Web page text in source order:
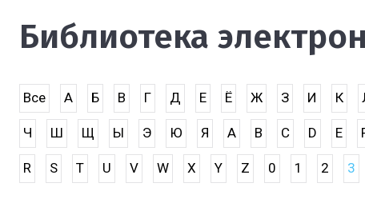
Библиотека
Все А Б В Г Д Е Ё Ж З И К
Ч Ш Щ Ы Э Ю Я A B C D E
R S T U V W X Y Z 0 1 2 3